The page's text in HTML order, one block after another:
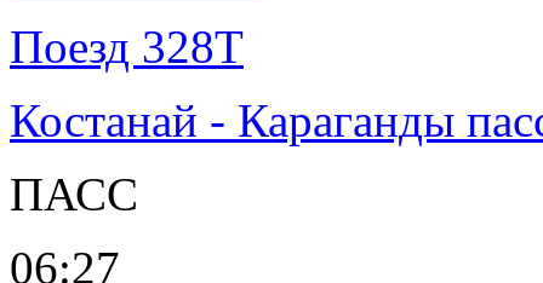
Поезд 328Т
Костанай - Караганды
ПАСС
06:27